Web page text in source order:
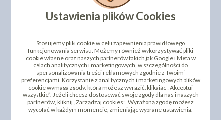
Ustawienia plików Cookies
Stosujemy pliki cookie w celu zapewnienia prawidłowego
funkcjonowania serwisu. Możemy również wykorzystywać pliki
cookie własne oraz naszych partnerów takich jak Google i Meta w
celach analitycznych i marketingowych, w szczególności do
spersonalizowania treści reklamowych zgodnie z Twoimi
preferencjami. Korzystanie z analitycznych i marketingowych plików
cookie wymaga zgody, którą możesz wyrazić, klikając „Akceptuj
wszystkie”. Jeżeli chcesz dostosować swoje zgody dla nas i naszych
partnerów, kliknij „Zarządzaj cookies”. Wyrażoną zgodę możesz
wycofać w każdym momencie, zmieniając wybrane ustawienia.